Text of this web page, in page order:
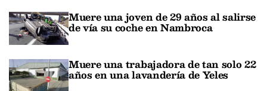
Muere una joven de 29 años al salirse
de vía su coche en Nambroca
Muere una trabajadora de tan solo 22
años en una lavandería de Yeles